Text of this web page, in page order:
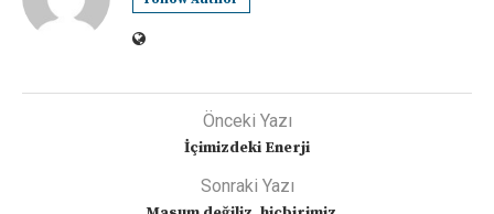
Önceki Yazı
İçimizdeki Enerji
Sonraki Yazı